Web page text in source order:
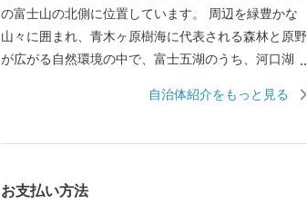
の富士山の北側に位置しています。 周辺を緑豊かな
山々に囲まれ、青木ヶ原樹海に代表される森林と原野
が広がる自然環境の中で、富士五湖のうち、河口湖、
の湖を有する日本屈指の景勝地として高い評価を得て
際観光地です。 後世に向け「富士山」が世界文化遺産
自治体紹介をもっと見る
お支払い方法